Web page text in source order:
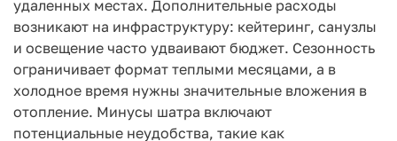
удаленных местах. Дополнительные расходы
возникают на инфраструктуру: кейтеринг, санузлы
и освещение часто удваивают бюджет. Сезонность
ограничивает формат теплыми месяцами, а в
холодное время нужны значительные вложения в
отопление. Минусы шатра включают
потенциальные неудобства, такие как